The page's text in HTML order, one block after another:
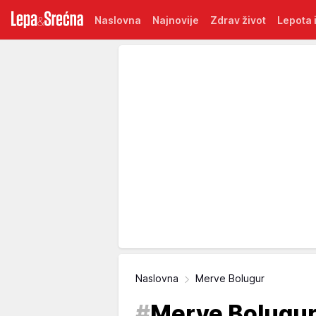
Naslovna Najnovije Zdrav život Lepota
Naslovna Merve Bolugur